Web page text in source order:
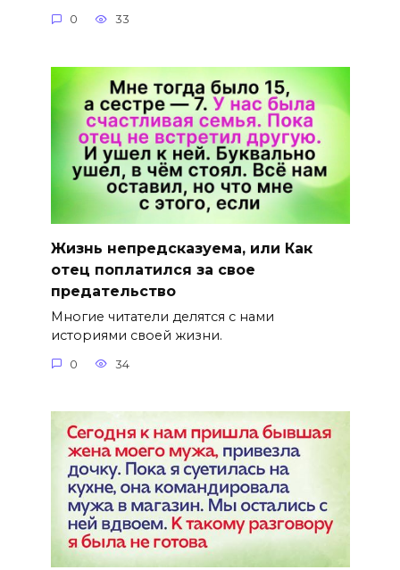
0 33
Жизнь непредсказуема, или Как
отец поплатился за свое
предательство
Многие читатели делятся с нами
историями своей жизни.
0 34